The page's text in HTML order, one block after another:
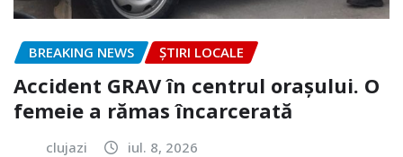
BREAKING NEWS ȘTIRI LOCALE
Accident GRAV în centrul orașului. O
femeie a rămas încarcerată
clujazi iul. 8, 2026